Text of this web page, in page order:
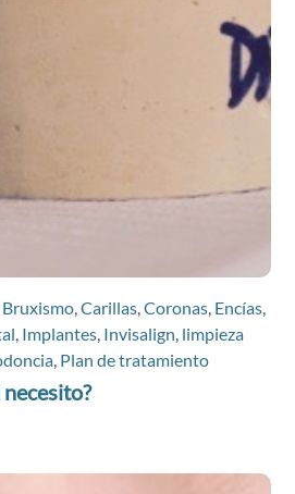
Bruxismo ,Carillas ,Coronas Encías
Implantes Invisalign limpieza
Plan de tratamiento